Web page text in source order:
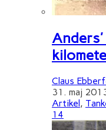
Claus
31. maj
Artikel ,
14